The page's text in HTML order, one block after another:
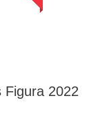
Figura 2022